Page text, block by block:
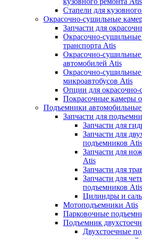
Стапели для
Окрасочно-сушильные
Запчасти для
Окрасочно-сушильные
транспорта Atis
Окрасочно-
автомобилей Atis
Окрасочно-
микроавтобусов Atis
Опции для
Покрасочные камеры
Подъемники
Запчасти для
Запчасти для
Запчасти для
подъемников Atis
Запчасти для
Atis
Запчасти для
Запчасти для
подъемников Atis
Цилиндры и
Мотоподъемники Atis
Парковочные
Подъемник
Двухстоечные